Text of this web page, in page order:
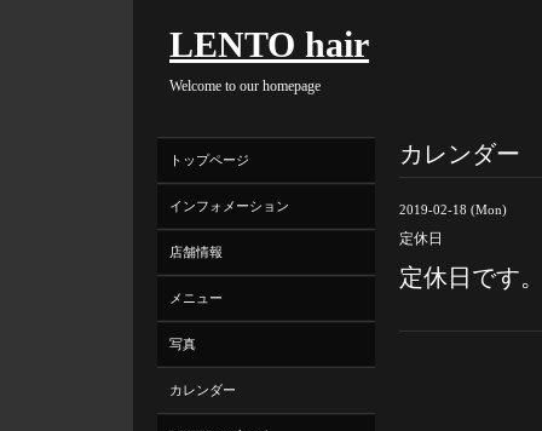
LENTO hair
Welcome to our homepage
カレンダー
2019-02-18 (Mon)
定休日
定休日です
トップページ
インフォメーション
店舗情報
メニュー
写真
カレンダー